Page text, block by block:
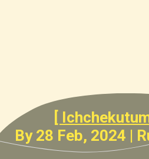
[
By 28 Feb, 2024 |